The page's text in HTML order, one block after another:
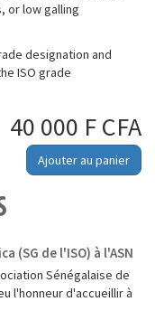
or low galling
designation and
ISO grade
40 000 F CFA
Ajouter au panier
(SG de l'ISO) à l'ASN
Sénégalaise de
l'honneur d'accueillir à